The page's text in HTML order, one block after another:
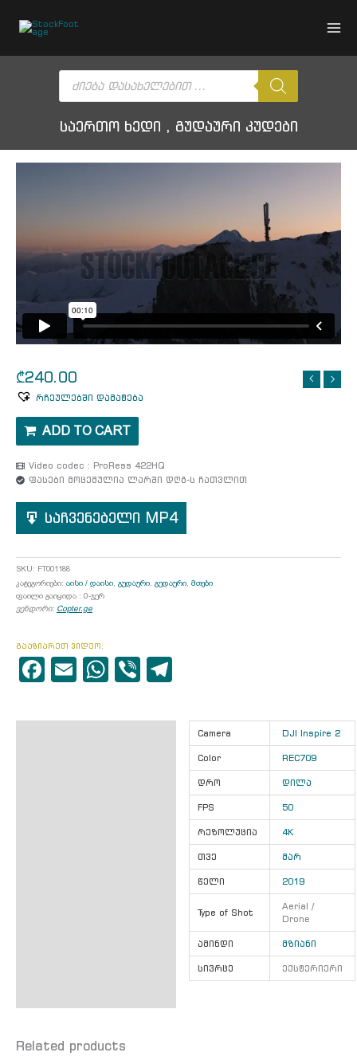
content
Products
search
საერთო ხედი , გუდაური კუდები
₾240.00
რჩეულებში დამატება
ADD TO CART
Video codec : ProRess 422HQ
ფასები მოცემულია ლარში დღგ-ს ჩათვლით
საჩვენებელი MP4
SKU: FT001188
კატეგორიები: აისი / დაისი, გუდაური, გუდაური, მთები
ფაილი გაიყიდა : 0-ჯერ
ვენდორი: Copter.ge
გააზიარეთ ვიდეო:
Facebook
EmailWhatsApp
Viber
Camera DJI Inspire 2
Color REC709
დრო დილა
FPS 50
რეზოლუცია 4K
თვე მარ
წელი 2019
Type of Shot
Aerial /
Drone
ამინდი მზიანი
სივრცე ექსტერიერი
Related products